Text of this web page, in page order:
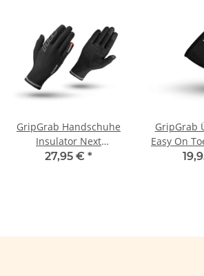
GripGrab Handschuhe
Insulator Next
Generation
27,95 € *
GripGrab
Easy On